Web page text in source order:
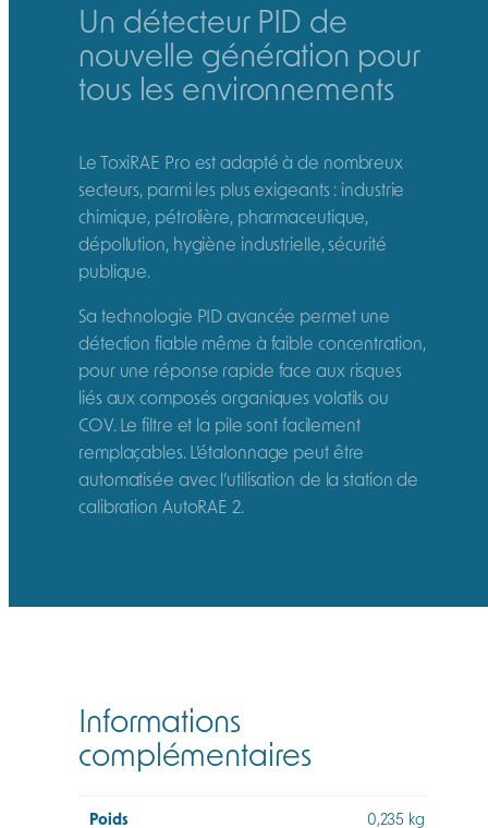
Un détecteur PID de
nouvelle génération pour
tous les environnements
Le ToxiRAE Pro est adapté à de nombreux
secteurs, parmi les plus exigeants : industrie
chimique, pétrolière, pharmaceutique,
dépollution, hygiène industrielle, sécurité
publique.
Sa technologie PID avancée permet une
détection fiable même à faible concentration,
pour une réponse rapide face aux risques
liés aux composés organiques volatils ou
COV. Le filtre et la pile sont facilement
remplaçables. L’étalonnage peut être
automatisée avec l’utilisation de la station de
calibration AutoRAE 2.
Informations
complémentaires
Poids 0,235 kg